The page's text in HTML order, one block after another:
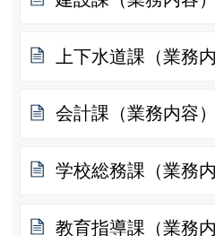
上下水道課（業務内
会計課（業務内容）
学校総務課（業務内
教育指導課（業務内